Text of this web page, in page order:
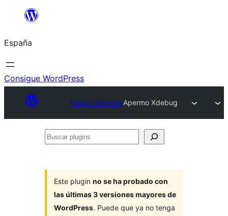
Saltar
contenido
España
Consigue WordPress
Plugin DirectoryApermo Xdebug
Buscar
Este plugin no se ha probado con
las últimas 3 versiones mayores de
WordPress. Puede que ya no tenga